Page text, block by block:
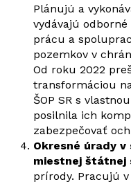
Plánujú a
vydávajú
prácu a
pozemkov v
Od roku 2022
transformáciou
ŠOP SR s
posilnila ich
zabezpečovať
Okresné úrady
miestnej štátnej
prírody. Pracujú